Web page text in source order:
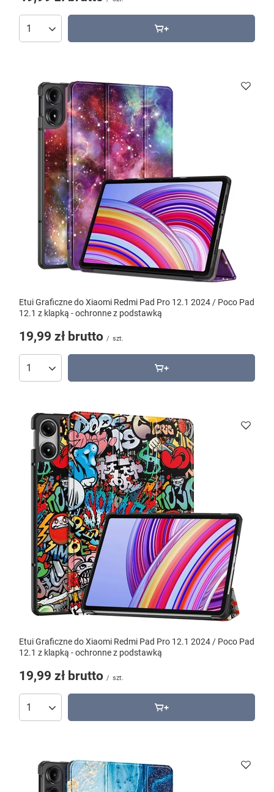
Etui Graficzne do Xiaomi Redmi Pad Pro 12.1 2024 / Poco Pad
12.1 z klapką - ochronne z podstawką
19,99 zł brutto / szt.
Etui Graficzne do Xiaomi Redmi Pad Pro 12.1 2024 / Poco Pad
12.1 z klapką - ochronne z podstawką
19,99 zł brutto / szt.